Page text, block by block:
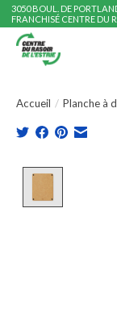
3050 BOUL. DE
FRANCHISÉ CENTRE DU
Accueil / Planche à